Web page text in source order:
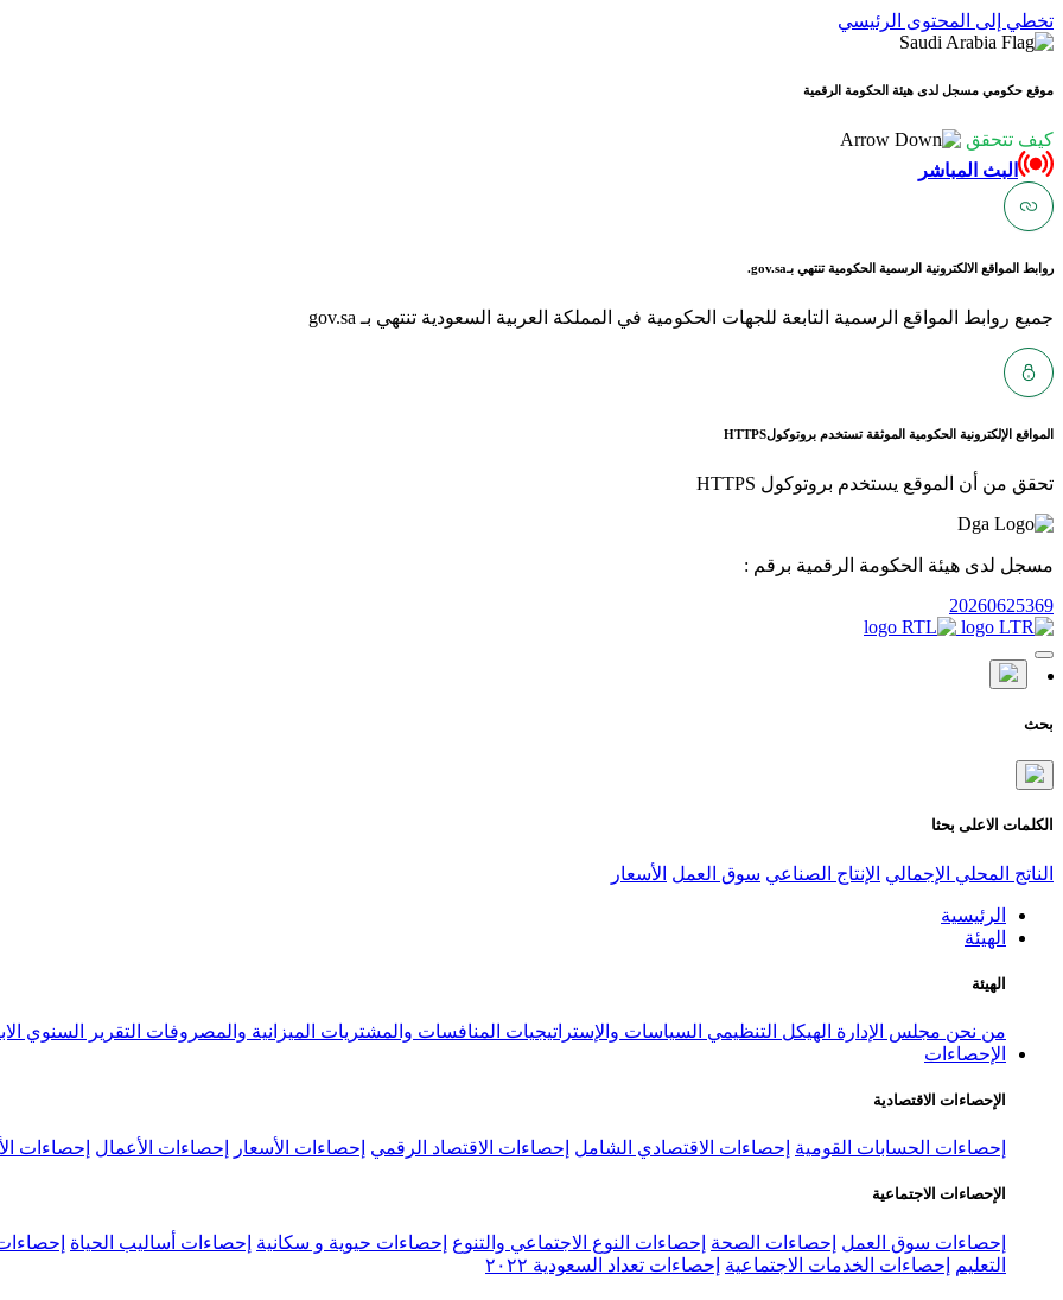
تخطي إلى المحتوى الرئيسي
موقع حكومي مسجل لدى هيئة الحكومة الرقمية
كيف تتحقق
البث المباشر
روابط المواقع الالكترونية الرسمية الحكومية تنتهي بـgov.sa.
جميع روابط المواقع الرسمية التابعة للجهات الحكومية في المملكة العربية السعودية تنتهي بـ gov.sa
المواقع الإلكترونية الحكومية الموثقة تستخدم بروتوكولHTTPS
تحقق من أن الموقع يستخدم بروتوكول HTTPS
مسجل لدى هيئة الحكومة الرقمية برقم :
20260625369
بحث
الكلمات الاعلى بحثا
الناتج المحلي الإجمالي الإنتاج الصناعي سوق العمل الأسعار
الرئيسية
الهيئة
الهيئة
من نحن مجلس الإدارة الهيكل التنظيمي السياسات والإستراتيجيات المنافسات والمشتريات الميزانية والمصروفات التقرير السنوي
الإحصاءات
الإحصاءات الاقتصادية
إحصاءات الحسابات القومية إحصاءات الاقتصادي الشامل إحصاءات الاقتصاد الرقمي إحصاءات الأسعار إحصاءات الأعمال إحصاءات
الإحصاءات الاجتماعية
إحصاءات سوق العمل إحصاءات الصحة إحصاءات النوع الاجتماعي والتنوع إحصاءات حيوية و سكانية إحصاءات أساليب الحياة
التعليم
إحصاءات الخدمات الاجتماعية إحصاءات تعداد السعودية ٢٠٢٢